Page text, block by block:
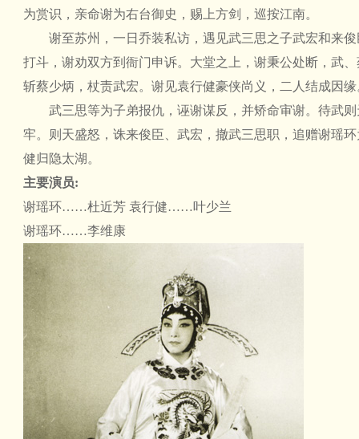
为赏识，亲命谢为右台御史，赐上方剑，巡按江南。
谢至苏州，一日乔装私访，遇见武三思之子武宏和来俊
打斗，谢劝双方到衙门申诉。大堂之上，谢秉公处断，武
斩蔡少炳，杖责武宏。谢见袁行健豪侠尚义，二人结成因缘
武三思等为子弟报仇，诬谢谋反，并矫命审谢。待武则
牢。则天盛怒，诛来俊臣、武宏，撤武三思职，追赠谢瑶
健归隐太湖。
主要演员:
谢瑶环……杜近芳 袁行健……叶少兰
谢瑶环……李维康